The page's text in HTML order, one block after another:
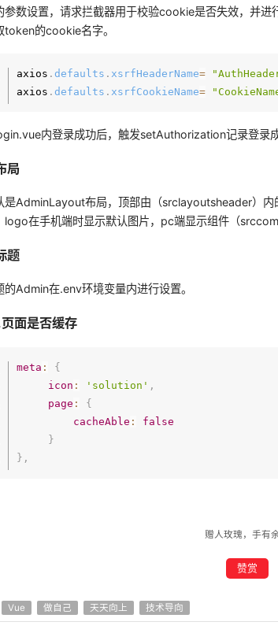
参数设置，请求拦截器用于校验cookie是否失效，并
token的cookie名字。
axios .defaults . xsrfHeaderName=
axios .defaults . xsrfCookieName=
内登录成功后，触发setAuthorization记录登录
局
是AdminLayout布局，顶部由（srclayoutsheader）
logo在手机端时显示默认图片，pc端显示组件（
题
的Admin在.env环境变量内进行设置。
面是否缓存
meta :
{
icon : 'solution' ,
page :
{
cacheAble :
false
}
} ,
赠人玫瑰，手有
赞赏
Vue 做自己 天天向上 技术导向